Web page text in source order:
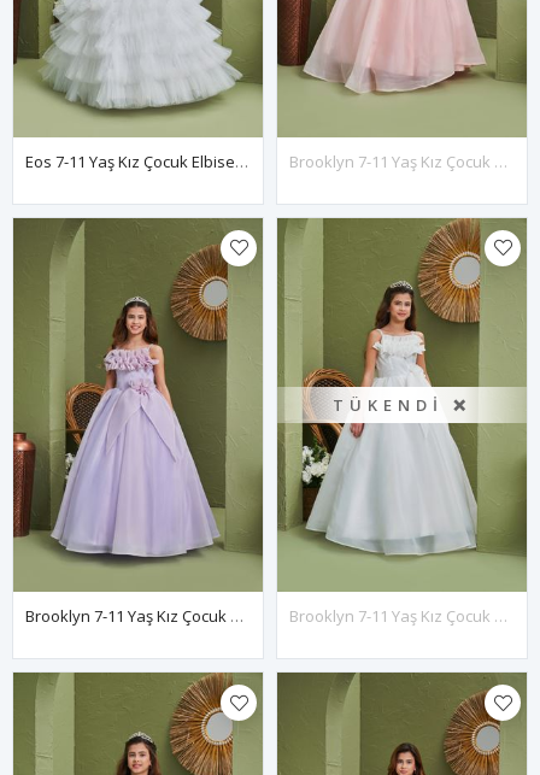
Eos 7-11 Yaş Kız Çocuk Elbise 30178 Kırık Beyaz Brooklyn 7-11 Yaş Kız Çocuk Elbise 30169 Somon
Brooklyn 7-11 Yaş Kız Çocuk Elbise 30169 Lila
TÜKENDI ❌
Brooklyn 7-11 Yaş Kız Çocuk Elbise 30169 Kırık Beyaz